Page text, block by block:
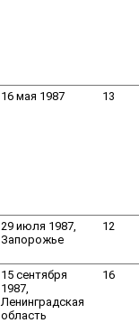
16 мая 1987 13
29 июля 1987,
Запорожье
12
15 сентября
1987,
Ленинградская
область
16